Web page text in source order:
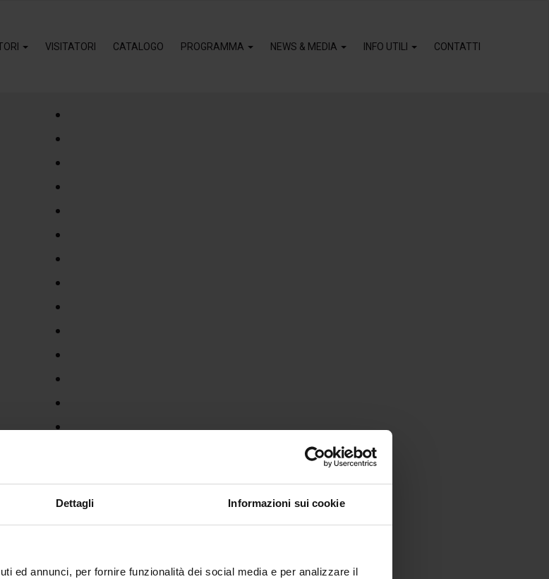
Dettagli Informazioni sui cookie
ed annunci, per fornire funzionalità dei social media e per analizzare il
VISITATORI CATALOGO PROGRAMMA NEWS & MEDIA INFO UTILI CONTATTI